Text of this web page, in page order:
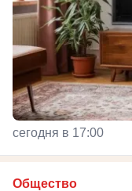
сегодня в 17:00
Общество